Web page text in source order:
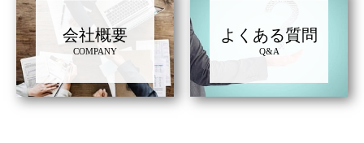
会社概要
COMPANY
よくある質問
Q&A